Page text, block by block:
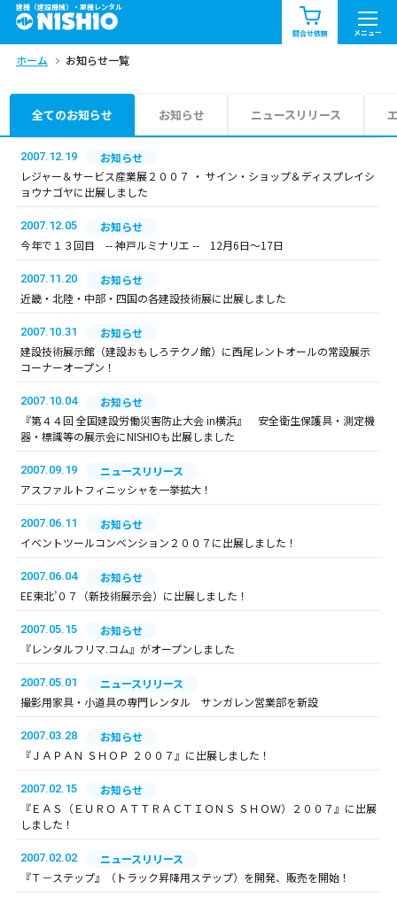
建機（建設機械）・重機レンタル
問合せ依頼 メニュー
商品一覧 お知らせ一覧
問合せ依頼リスト
エリア情報を見る
中部
九州・沖縄（外部）
ホーム お知らせ一覧
全てのお知らせ お知らせ ニュースリリース
2007.12.19
お知らせ
レジャー＆サービス産業展２００７ ・ サイン・ショップ＆ディスプレイシ
ョウナゴヤに出展しました
2007.12.05
お知らせ
今年で１３回目 -- 神戸ルミナリエ -- 12月6日～17日
2007.11.20
お知らせ
近畿・北陸・中部・四国の各建設技術展に出展しました
2007.10.31
お知らせ
建設技術展示館（建設おもしろテクノ館）に西尾レントオールの常設展示
コーナーオープン！
2007.10.04
お知らせ
『第４４回 全国建設労働災害防止大会 in横浜』 安全衛生保護具・測定機
器・標識等の展示会にNISHIOも出展しました
2007.09.19
ニュースリリース
アスファルトフィニッシャを一挙拡大！
2007.06.11
お知らせ
イベントツールコンベンション２００７に出展しました！
2007.06.04
お知らせ
EE東北’０７（新技術展示会）に出展しました！
2007.05.15
お知らせ
『レンタルフリマ.コム』がオープンしました
2007.05.01
ニュースリリース
撮影用家具・小道具の専門レンタル サンガレン営業部を新設
2007.03.28
お知らせ
『ＪＡＰＡＮ ＳＨＯＰ ２００７』に出展しました！
2007.02.15
お知らせ
『ＥＡＳ（ＥＵＲＯ ＡＴＴＲＡＣＴＩＯＮＳ ＳＨＯＷ）２００７』に出展
しました！
2007.02.02
ニュースリリース
『Ｔ－ステップ』（トラック昇降用ステップ）を開発、販売を開始！